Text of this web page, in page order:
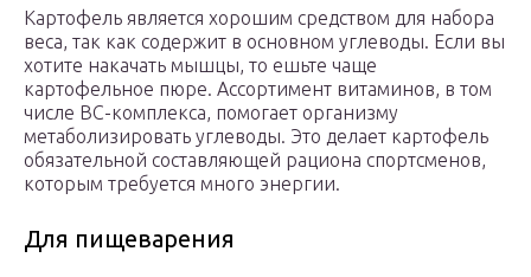
Картофель является хорошим средством для набора
веса, так как содержит в основном углеводы. Если вы
хотите накачать мышцы, то ешьте чаще
картофельное пюре. Ассортимент витаминов, в том
числе BC-комплекса, помогает организму
метаболизировать углеводы. Это делает картофель
обязательной составляющей рациона спортсменов,
которым требуется много энергии.
Для пищеварения